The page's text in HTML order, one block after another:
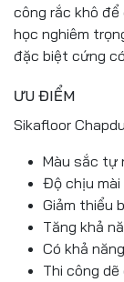
công rắc khô
học nghiêm
đặc biệt cứng
ƯU ĐIỂM
Sikafloor
Màu sắc tự
Độ chịu mài
Giảm thiểu
Tăng khả
Có khả
Thi công